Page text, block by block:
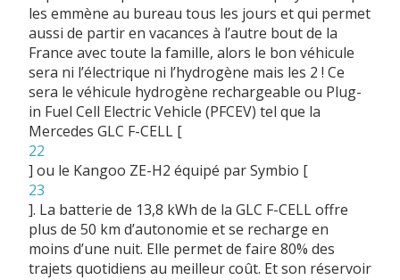
les emmène au bureau tous les jours et qui permet
aussi de partir en vacances à l’autre bout de la
France avec toute la famille, alors le bon véhicule
sera ni l’électrique ni l’hydrogène mais les 2 ! Ce
sera le véhicule hydrogène rechargeable ou Plug-
in Fuel Cell Electric Vehicle (PFCEV) tel que la
Mercedes GLC F-CELL [
22
] ou le Kangoo ZE-H2 équipé par Symbio [
23
]. La batterie de 13,8 kWh de la GLC F-CELL offre
plus de 50 km d’autonomie et se recharge en
moins d’une nuit. Elle permet de faire 80% des
trajets quotidiens au meilleur coût. Et son réservoir